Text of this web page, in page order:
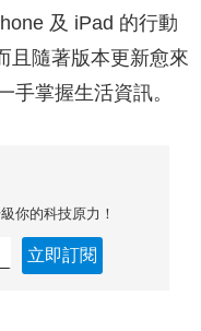
及 iPad 的行動
且隨著版本更新愈來
手掌握生活資訊。
你的科技原力！
立即訂閱